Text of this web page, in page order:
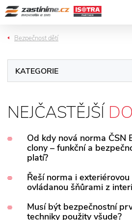
Bezpečnost dětí
KATEGORIE
NEJČASTĚJŠÍ
Od kdy nová norma ČSN
clony – funkční a
platí?
Nová norma vyšla 1. 8. 2014
je platná od 1. 9. 2014.
Řeší norma i
ovládanou šňůrami z
Na exteriérovou stínící
Musí být bezpečnostní
techniky použity všude?